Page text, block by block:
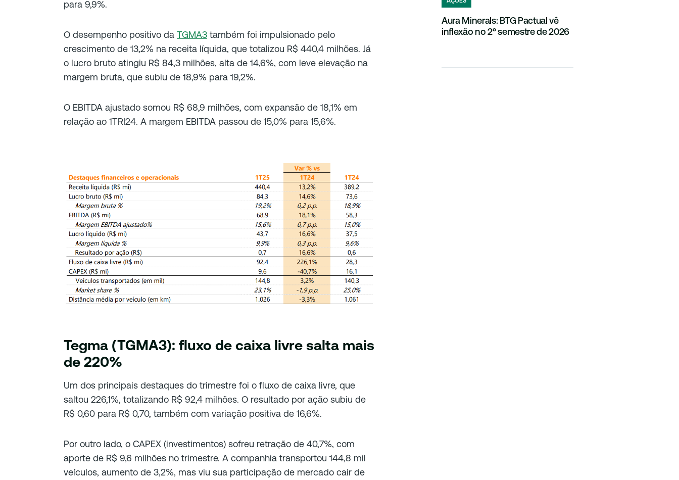
para 9,9%.
O desempenho positivo da TGMA3 também foi impulsionado pelo
crescimento de 13,2% na receita líquida, que totalizou R$ 440,4 milhões. Já
o lucro bruto atingiu R$ 84,3 milhões, alta de 14,6%, com leve elevação na
margem bruta, que subiu de 18,9% para 19,2%.
O EBITDA ajustado somou R$ 68,9 milhões, com expansão de 18,1% em
relação ao 1TRI24. A margem EBITDA passou de 15,0% para 15,6%.
Tegma (TGMA3): fluxo de caixa livre salta mais
de 220%
Um dos principais destaques do trimestre foi o fluxo de caixa livre, que
saltou 226,1%, totalizando R$ 92,4 milhões. O resultado por ação subiu de
R$ 0,60 para R$ 0,70, também com variação positiva de 16,6%.
Por outro lado, o CAPEX (investimentos) sofreu retração de 40,7%, com
aporte de R$ 9,6 milhões no trimestre. A companhia transportou 144,8 mil
veículos, aumento de 3,2%, mas viu sua participação de mercado cair de
Aura Minerals: BTG Pactual vê
inflexão no 2º semestre de 2026